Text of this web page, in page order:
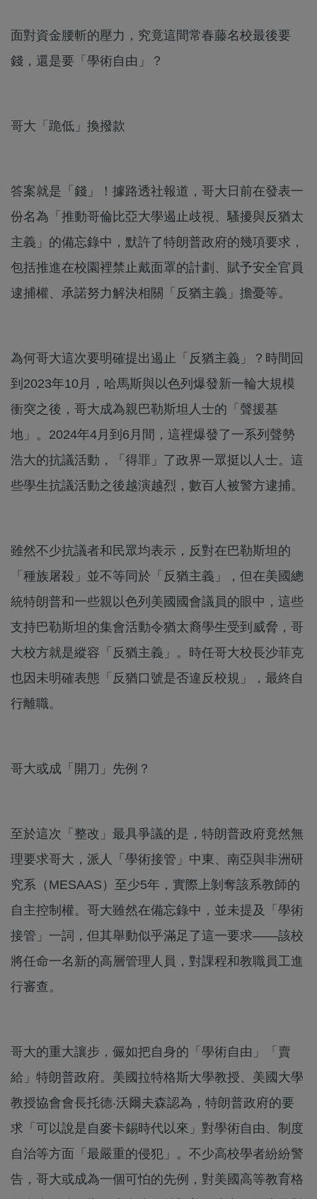
面對資金腰斬的壓力，究竟這間常春藤名校最後要
錢，還是要「學術自由」？
哥大「跪低」換撥款
答案就是「錢」！據路透社報道，哥大日前在發表一
份名為「推動哥倫比亞大學遏止歧視、騷擾與反猶太
主義」的備忘錄中，默許了特朗普政府的幾項要求，
包括推進在校園裡禁止戴面罩的計劃、賦予安全官員
逮捕權、承諾努力解決相關「反猶主義」擔憂等。
為何哥大這次要明確提出遏止「反猶主義」？時間回
到2023年10月，哈馬斯與以色列爆發新一輪大規模
衝突之後，哥大成為親巴勒斯坦人士的「聲援基
地」。2024年4月到6月間，這裡爆發了一系列聲勢
浩大的抗議活動，「得罪」了政界一眾挺以人士。這
些學生抗議活動之後越演越烈，數百人被警方逮捕。
雖然不少抗議者和民眾均表示，反對在巴勒斯坦的
「種族屠殺」並不等同於「反猶主義」，但在美國總
統特朗普和一些親以色列美國國會議員的眼中，這些
支持巴勒斯坦的集會活動令猶太裔學生受到威脅，哥
大校方就是縱容「反猶主義」。時任哥大校長沙菲克
也因未明確表態「反猶口號是否違反校規」，最終自
行離職。​
哥大或成「開刀」先例？
至於這次「整改」最具爭議的是，特朗普政府竟然無
理要求哥大，派人「學術接管」中東、南亞與非洲研
究系（MESAAS）至少5年，實際上剝奪該系教師的
自主控制權。哥大雖然在備忘錄中，並未提及「學術
接管」一詞，但其舉動似乎滿足了這一要求——該校
將任命一名新的高層管理人員，對課程和教職員工進
行審查。
哥大的重大讓步，儼如把自身的「學術自由」「賣
給」特朗普政府。美國拉特格斯大學教授、美國大學
教授協會會長托德‧沃爾夫森認為，特朗普政府的要
求「可以說是自麥卡錫時代以來」對學術自由、制度
自治等方面「最嚴重的侵犯」。不少高校學者紛紛警
告，哥大或成為一個可怕的先例，對美國高等教育格